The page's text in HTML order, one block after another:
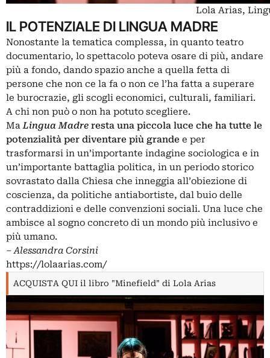
Lola Arias,
IL POTENZIALE DI LINGUA MADRE
Nonostante la tematica complessa, in quanto teatro
documentario, lo spettacolo poteva osare di più, andare
più a fondo, dando spazio anche a quella fetta di
persone che non ce la fa o non ce l’ha fatta a superare
le burocrazie, gli scogli economici, culturali, familiari.
A chi non può o non ha potuto scegliere.
MaLingua Madre resta una piccola luce che ha tutte le
potenzialità per diventare più grande e per
trasformarsi in un’importante indagine sociologica e in
un’importante battaglia politica, in un periodo storico
sovrastato dalla Chiesa che inneggia all’obiezione di
coscienza, da politiche antiabortiste, dal buio delle
contraddizioni e delle convenzioni sociali. Una luce che
ambisce al sogno concreto di un mondo più inclusivo e
più umano.
‒ Alessandra Corsini
https://lolaarias.com/
ACQUISTA QUI il libro "Minefield" di Lola Arias